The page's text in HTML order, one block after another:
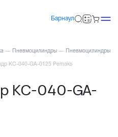
Барнаул
— Пневмоцилиндры — Пневмоцилиндры
KC-040-GA-0125 Pemaks
KC-040-GA-